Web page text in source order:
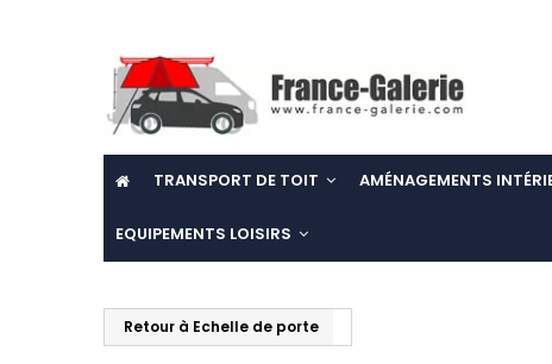
TRANSPORT DE TOIT AMÉNAGEMENTS
EQUIPEMENTS LOISIRS
Retour à Echelle de porte